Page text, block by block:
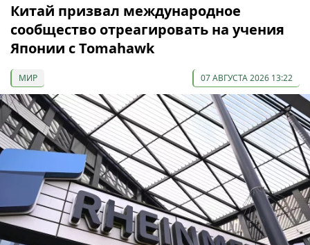
Китай призвал международное
сообщество отреагировать на учения
Японии с Tomahawk
МИР 07 АВГУСТА 2026 13:22